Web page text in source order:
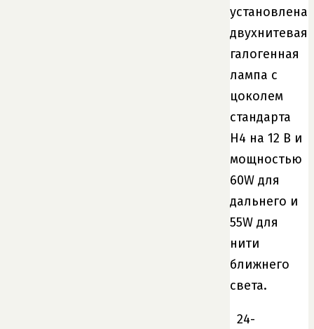
установлена
двухнитевая
галогенная
лампа с
цоколем
стандарта
Н4 на 12 В и
мощностью
60W для
дальнего и
55W для
нити
ближнего
света.
24-